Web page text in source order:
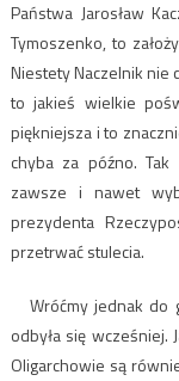
Państwa Jarosław
Tymoszenko, to
Niestety Naczelnik nie
to jakieś wielkie
piękniejsza i to
chyba za późno.
zawsze i nawet
prezydenta
przetrwać stulecia.
Wróćmy jednak do
odbyła się wcześniej.
Oligarchowie są